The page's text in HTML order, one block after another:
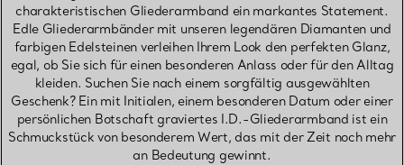
charakteristischen Gliederarmband ein markantes Statement.
Edle Gliederarmbänder mit unseren legendären Diamanten und
farbigen Edelsteinen verleihen Ihrem Look den perfekten Glanz,
egal, ob Sie sich für einen besonderen Anlass oder für den Alltag
kleiden. Suchen Sie nach einem sorgfältig ausgewählten
Geschenk? Ein mit Initialen, einem besonderen Datum oder einer
persönlichen Botschaft graviertes I.D.-Gliederarmband ist ein
Schmuckstück von besonderem Wert, das mit der Zeit noch mehr
an Bedeutung gewinnt.